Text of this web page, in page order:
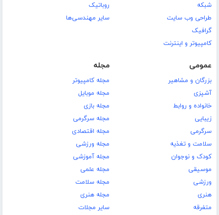
شبکه
طراحی وب سایت
گرافیک
کامپیوتر و اینترنت
روباتیک
سایر مهندسی‌ها
عمومی
بزرگان و مشاهیر
آشپزی
خانواده و روابط
زیبایی
سرگرمی
سلامت و تغذیه
کودک و نوجوان
موسیقی
ورزشی
هنری
متفرقه
مجله
مجله کامپیوتر
مجله موبایل
مجله بازی
مجله سرگرمی
مجله اقتصادی
مجله ورزشی
مجله آموزشی
مجله علمی
مجله سلامت
مجله هنری
سایر مجلات